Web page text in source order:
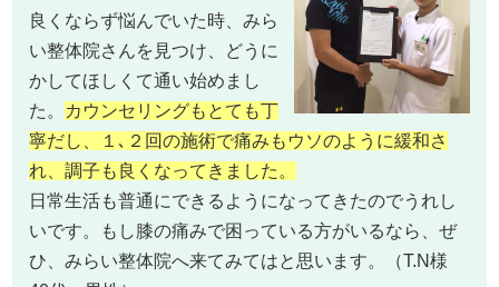
良くならず悩んでいた時、みら
い整体院さんを見つけ、どうに
かしてほしくて通い始めまし
た。
カウンセリングもとても丁
寧だし、１､２回の施術で痛みもウソのように緩和さ
れ、調子も良くなってきました。
日常生活も普通にできるようになってきたのでうれし
いです。もし膝の痛みで困っている方がいるなら、ぜ
ひ、みらい整体院へ来てみてはと思います。（T.N様